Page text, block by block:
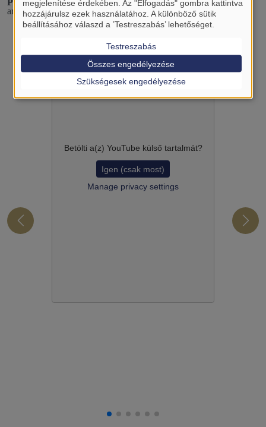
artery embolisation: a retrospective cohort study.
Betölti a(z) YouTube külső tartalmát?
Igen (csak most)
Manage privacy settings
megjelenítése érdekében. Az "Elfogadás" gombra kattintva
hozzájárulsz ezek használatához. A különböző sütik
beállításához válaszd a ’Testreszabás’ lehetőséget.
Testreszabás
Szükségesek engedélyezése
Összes engedélyezése